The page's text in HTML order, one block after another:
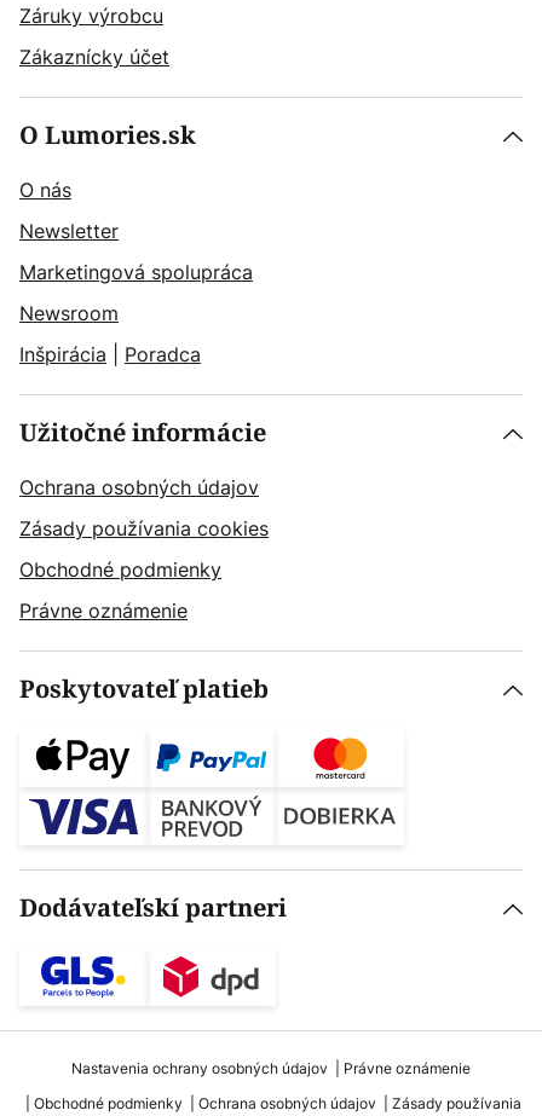
Záruky výrobcu
Zákaznícky účet
O Lumories.sk
O nás
Newsletter
Marketingová spolupráca
Newsroom
Inšpirácia
Poradca
Užitočné informácie
Ochrana osobných údajov
Zásady používania cookies
Obchodné podmienky
Právne oznámenie
Poskytovateľ platieb
Dodávateľskí partneri
Nastavenia ochrany osobných údajov
Právne oznámenie
Obchodné podmienky
Ochrana osobných údajov Zásady používania